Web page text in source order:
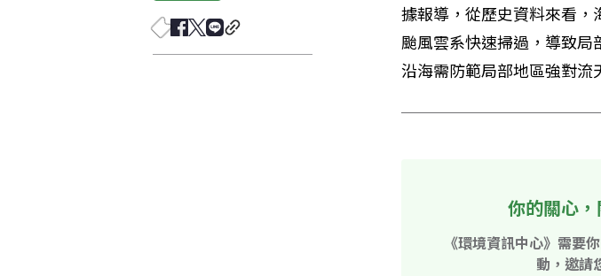
據報導，從歷史資料來看
颱風雲系快速掃過，導致
沿海需防範局部地區強對流
你的關心
《環境資訊中心》需要
動，邀請